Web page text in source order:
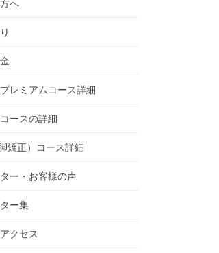
へ
レミアムコース詳細
ースの詳細
矯正）コース詳細
ー・お客様の声
ー集
クセス